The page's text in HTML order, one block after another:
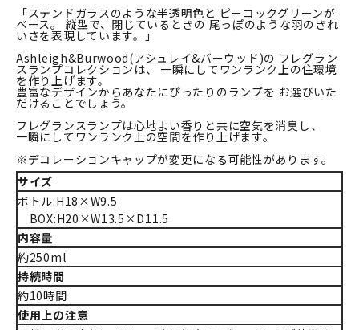
「ステンドガラスのような半透明色と ピーコックグリーンが
ベース。 縦型で、閉じているときの 尾っぽのような羽のきれ
いさを表現しています。」
Ashleigh&Burwood(アシュレイ&バーウッド)の フレグラン
スランプコレクションは、 一瞬にしてワンランク上の住環境
を作り上げます。
豊富なデザインからあなたにぴったりのランプを お選びいた
だけることでしょう。
フレグランスランプは心地よい香りと共に空気を消臭し、
一瞬にしてワンランク上の空間を作り上げます。
※デコレーションキャップが変更になる可能性があります。
サイズ
ボトル:H18×W9.5
BOX:H20×W13.5×D11.5
内容量
約250ml
持続時間
約10時間
使用上の注意